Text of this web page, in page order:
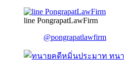
line PongrapatLawFirm
@pongrapatlawfirm